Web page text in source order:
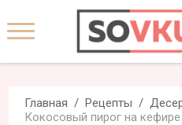
Главная Рецепты
Кокосовый пирог на кефире